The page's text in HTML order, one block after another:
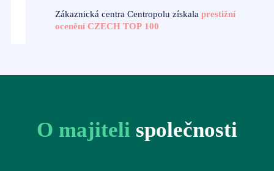
Zákaznická centra Centropolu získala prestižní
ocenění CZECH TOP 100
O majiteli společnosti